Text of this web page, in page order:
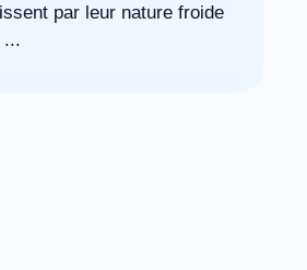
par leur nature froide
...